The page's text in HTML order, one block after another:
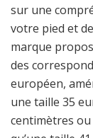
sur une
votre pied et
marque
des
européen,
une taille 35
centimètres